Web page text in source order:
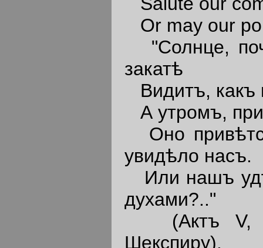
Or may our
"Солнце,
закатѣ
Видитъ, какъ
А утромъ,
Оно
увидѣло насъ.
Или нашъ
духами?.."
(Актъ V,
Шекспиру).